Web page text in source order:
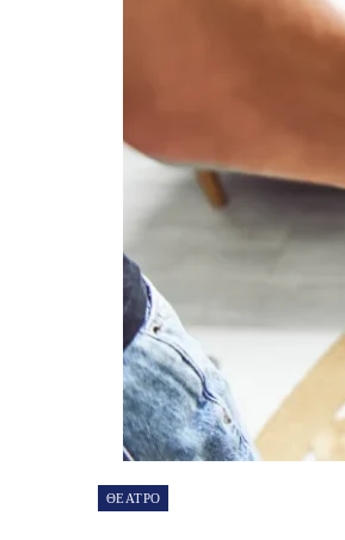
ΘΕΑΤΡΟ